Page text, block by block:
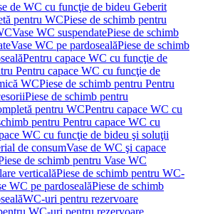
de WC cu funcţie de bideu Geberit
pentru WCPiese de schimb pentru
Vase WC suspendatePiese de schimb
Vase WC pe pardosealăPiese de schimb
Pentru capace WC cu funcţie de
Pentru capace WC cu funcţie de
WCPiese de schimb pentru Pentru
Piese de schimb pentru
pentru WCPentru capace WC cu
pentru Pentru capace WC cu
WC cu funcţie de bideu şi soluţii
de consumVase de WC şi capace
de schimb pentru Vase WC
verticalăPiese de schimb pentru WC-
WC pe pardosealăPiese de schimb
WC-uri pentru rezervoare
WC-uri pentru rezervoare